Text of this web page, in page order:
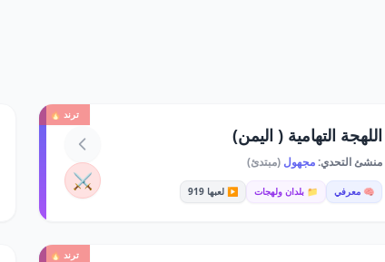
ترند 🔥
اللهجة التهامية ( اليمن)
منشئ التحدي:مجهول (مبتدئ)
🧠 معرفي 📁 بلدان ولهجات ▶️ لعبها 919 ⚔️
ترند 🔥